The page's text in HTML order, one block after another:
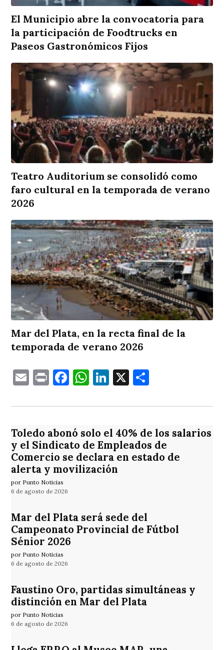
El Municipio abre la convocatoria para
la participación de Foodtrucks en
Paseos Gastronómicos Fijos
Teatro Auditorium se consolidó como
faro cultural en la temporada de verano
2026
Mar del Plata, en la recta final de la
temporada de verano 2026
EmailPrintFacebook
WhatsApp
LinkedIn
X
Toledo abonó solo el 40% de los salarios
y el Sindicato de Empleados de
Comercio se declara en estado de
alerta y movilización
por Punto Noticias
6 de agosto de 2026
Mar del Plata será sede del
Campeonato Provincial de Fútbol
Sénior 2026
por Punto Noticias
6 de agosto de 2026
Faustino Oro, partidas simultáneas y
distinción en Mar del Plata
por Punto Noticias
6 de agosto de 2026